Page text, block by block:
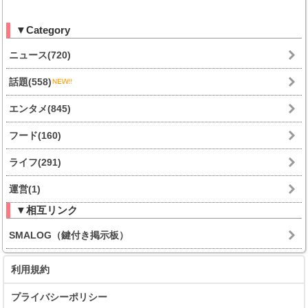
▼Category
ニュース(720)
話題(558)
エンタメ(845)
フード(160)
ライフ(291)
運営(1)
▼相互リンク
SMALOG（鍵付き掲示板）
利用規約
プライバシーポリシー